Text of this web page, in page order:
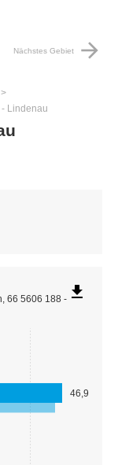
Nächstes Gebiet arrow_forward
Lindenau
46,9
66 5606 188 - file_download